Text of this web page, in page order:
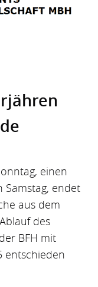
einen
Samstag, endet
aus dem
des
BFH mit
entschieden